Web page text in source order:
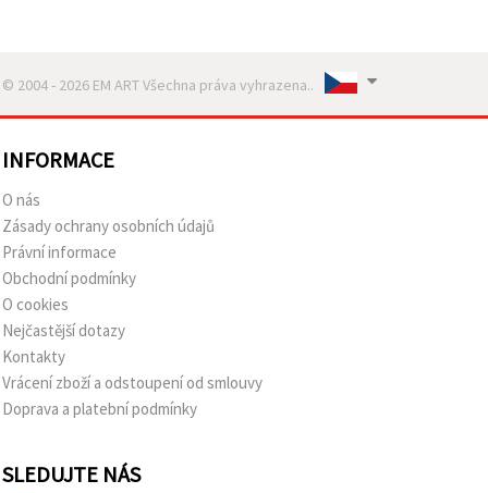
© 2004 - 2026 EM ART Všechna práva vyhrazena..
INFORMACE
O nás
Zásady ochrany osobních údajů
Právní informace
Obchodní podmínky
O cookies
Nejčastější dotazy
Kontakty
Vrácení zboží a odstoupení od smlouvy
Doprava a platební podmínky
SLEDUJTE NÁS